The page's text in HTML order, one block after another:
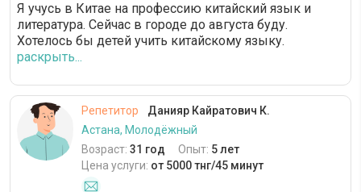
Я учусь в Китае на профессию китайский язык и
литература. Сейчас в городе до августа буду.
Хотелось бы детей учить китайскому языку.
раскрыть...
Репетитор
Данияр Кайратович К.
Астана, Молодёжный
Возраст: 31 год Опыт: 5 лет
Цена услуги: от 5000 тнг/45 минут